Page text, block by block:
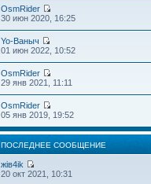
OsmRider
30 июн 2020, 16:25
Yo-Ваныч
01 июн 2022, 10:52
OsmRider
29 янв 2021, 11:11
OsmRider
05 янв 2019, 19:52
ПОСЛЕДНЕЕ СООБЩЕНИЕ
жiв4ik
20 окт 2021, 10:31